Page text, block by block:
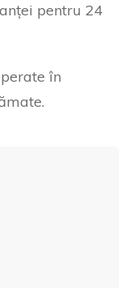
pentru 24
în